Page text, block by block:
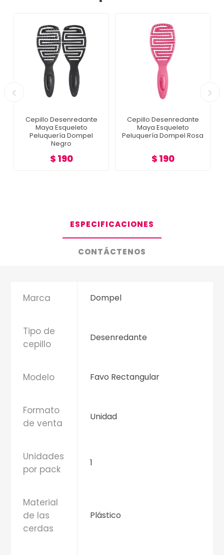
Cepillo Desenredante
Maya Esqueleto
Peluquería Dompel
Negro
$ 190
Cepillo Desenredante
Maya Esqueleto
Peluquería Dompel Rosa
$ 190
ESPECIFICACIONES
CONTÁCTENOS
Marca Dompel
Tipo de
cepillo
Desenredante
Modelo Favo Rectangular
Formato
de venta
Unidad
Unidades
por pack
1
Material
de las
cerdas
Plástico